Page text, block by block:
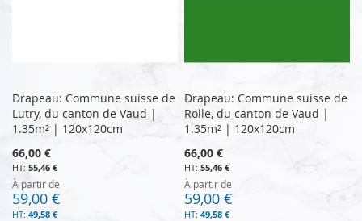
Drapeau: Commune suisse de
Lutry, du canton de Vaud |
1.35m² | 120x120cm
66,00 €
55,46 €
À partir de
59,00 €
49,58 €
Drapeau: Commune suisse de
Rolle, du canton de Vaud |
1.35m² | 120x120cm
66,00 €
55,46 €
À partir de
59,00 €
49,58 €